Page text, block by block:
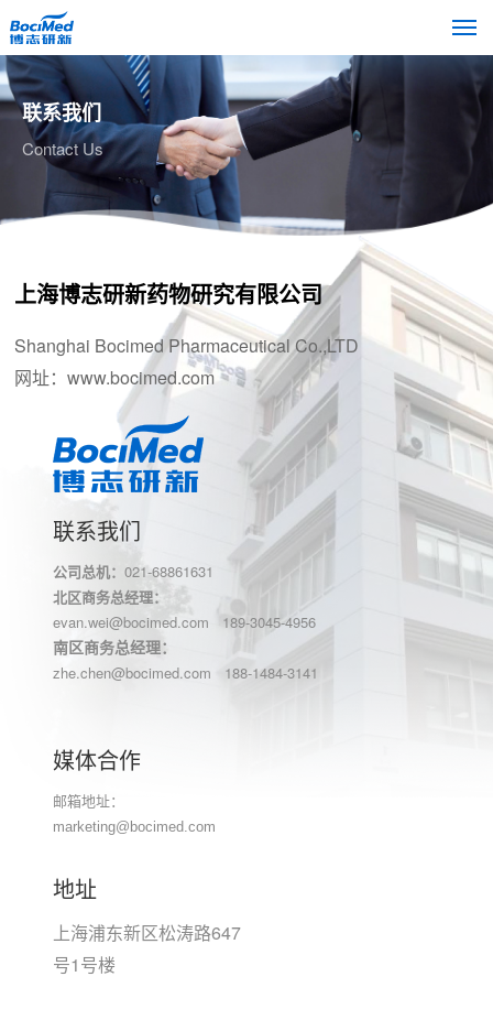
联系我们
Contact Us
上海博志研新药物研究有限公司
Shanghai Bocimed Pharmaceutical Co.,LTD
网址：www.bocimed.com
联系我们
公司总机：021-68861631
北区商务总经理：
evan.wei@bocimed.com 189-3045-4956
南区商务总经理：
zhe.chen@bocimed.com 188-1484-3141
媒体合作
邮箱地址：
marketing@bocimed.com
地址
上海浦东新区松涛路647
号1号楼